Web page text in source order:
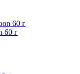
60 г